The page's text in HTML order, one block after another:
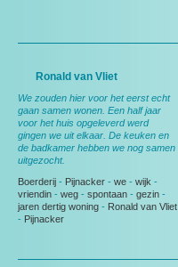
Ronald van Vliet
We zouden hier voor het eerst echt
gaan samen wonen. Een half jaar
voor het huis opgeleverd werd
gingen we uit elkaar. De keuken en
de badkamer hebben we nog samen
uitgezocht.
Boerderij - Pijnacker - we - wijk -
vriendin - weg - spontaan - gezin -
jaren dertig woning - Ronald van Vliet
- Pijnacker